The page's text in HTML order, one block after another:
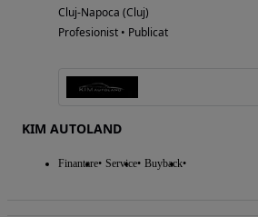
Cluj-Napoca (Cluj)
Profesionist • Publicat
KIM AUTOLAND
Finantare Service Buyback